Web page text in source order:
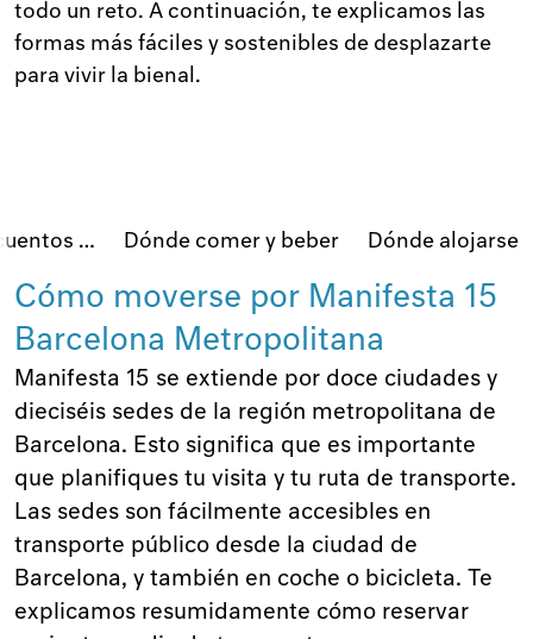
todo un reto. A continuación, te explicamos las
formas más fáciles y sostenibles de desplazarte
para vivir la bienal.
… Dónde comer y beber Dónde alojarse
Cómo moverse por Manifesta 15
Barcelona Metropolitana
Manifesta 15 se extiende por doce ciudades y
dieciséis sedes de la región metropolitana de
Barcelona. Esto significa que es importante
que planifiques tu visita y tu ruta de transporte.
Las sedes son fácilmente accesibles en
transporte público desde la ciudad de
Barcelona, y también en coche o bicicleta. Te
explicamos resumidamente cómo reservar